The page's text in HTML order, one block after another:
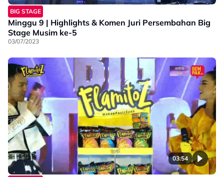
BIG STAGE
Minggu 9 | Highlights & Komen Juri Persembahan Big
Stage Musim ke-5
03/07/2023
03:54